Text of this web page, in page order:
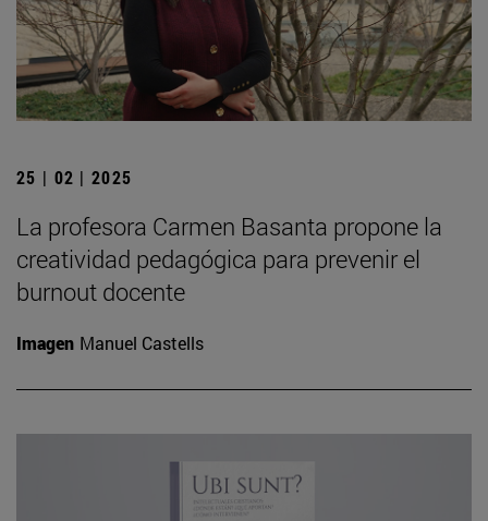
25 | 02 | 2025
La profesora Carmen Basanta propone la
creatividad pedagógica para prevenir el
burnout docente
Imagen Manuel Castells